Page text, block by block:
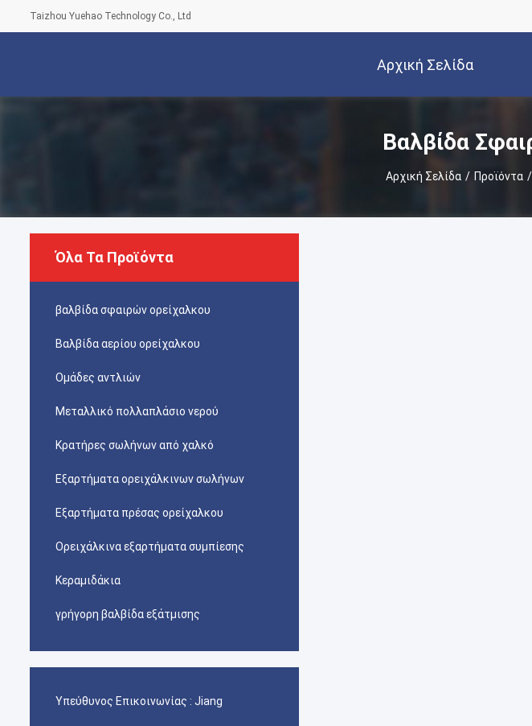
Taizhou Yuehao Technology Co., Ltd
Αρχική Σελίδα
Βαλβίδα
Αρχική Σελίδα / Προϊόντα /
Όλα Τα Προϊόντα
βαλβίδα σφαιρών ορείχαλκου
Βαλβίδα αερίου ορείχαλκου
Ομάδες αντλιών
Μεταλλικό πολλαπλάσιο νερού
Κρατήρες σωλήνων από χαλκό
Εξαρτήματα ορειχάλκινων σωλήνων
Εξαρτήματα πρέσας ορείχαλκου
Ορειχάλκινα εξαρτήματα συμπίεσης
Κεραμιδάκια
γρήγορη βαλβίδα εξάτμισης
Υπεύθυνος Επικοινωνίας : Jiang